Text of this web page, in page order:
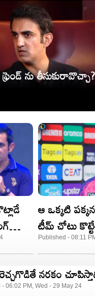
ను తీసుకురావొచ్చా?
ఆ ఒక్కటి
టీమ్‌ చోటు
Published - 08:11
నరకం
- 06:02 PM, Wed - 29 May 24